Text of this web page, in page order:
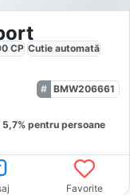
CP Cutie automată
BMW206661
5,7% pentru persoane
Favorite